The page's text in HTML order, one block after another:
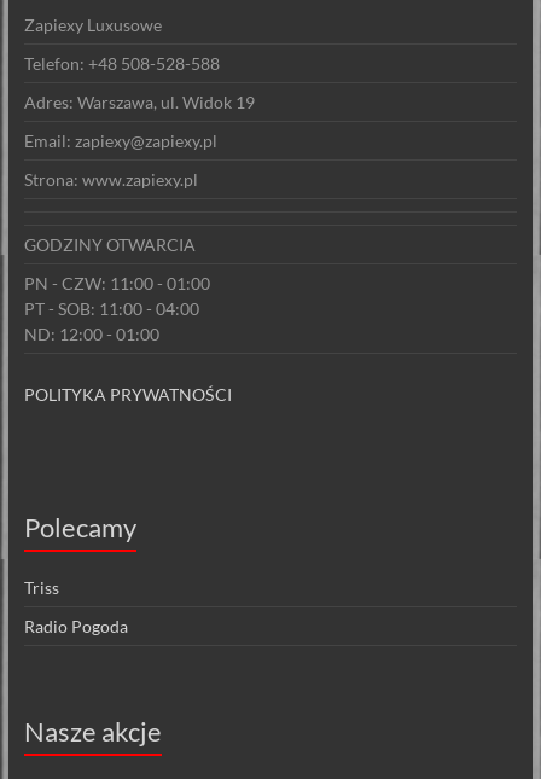
Zapiexy Luxusowe
Telefon: +48 508-528-588
Adres: Warszawa, ul. Widok 19
Email: zapiexy@zapiexy.pl
Strona: www.zapiexy.pl
GODZINY OTWARCIA
PN - CZW: 11:00 - 01:00
PT - SOB: 11:00 - 04:00
ND: 12:00 - 01:00
POLITYKA PRYWATNOŚCI
Polecamy
Triss
Radio Pogoda
Nasze akcje